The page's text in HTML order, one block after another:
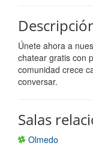
Únete ahora a
chatear gratis con
comunidad crece
conversar.
Salas
Olmedo